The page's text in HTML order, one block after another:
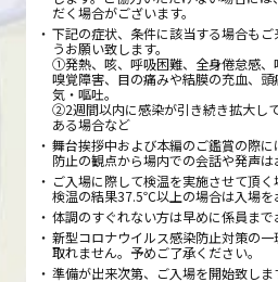
だく場合がございます。
下記の症状、条件に該当する場合も
うお願い致します。
①発熱、咳、呼吸困難、全身倦怠感、
嗅覚障害、目の痛みや結膜の充血、
気・嘔吐。
②2週間以内に感染が引き続き拡大し
ある場合など
舞台挨拶中および本編のご鑑賞の際
防止の観点から場内での会話や発声は
ご入場に際して検温を実施させて頂く
検温の結果37.5℃以上の場合は入場を
体調のすぐれない方は早めに係員まで
新型コロナウイルス感染防止対策の
取れません。予めご了承ください。
準備が出来次第、ご入場を開始致し